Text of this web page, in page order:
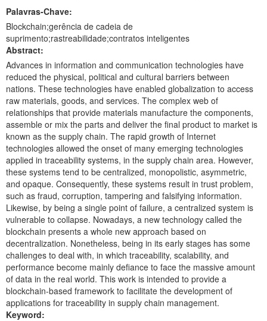
Palavras-Chave:
Blockchain;gerência de cadeia de
suprimento;rastreabilidade;contratos inteligentes
Abstract:
Advances in information and communication technologies have
reduced the physical, political and cultural barriers between
nations. These technologies have enabled globalization to access
raw materials, goods, and services. The complex web of
relationships that provide materials manufacture the components,
assemble or mix the parts and deliver the final product to market is
known as the supply chain. The rapid growth of Internet
technologies allowed the onset of many emerging technologies
applied in traceability systems, in the supply chain area. However,
these systems tend to be centralized, monopolistic, asymmetric,
and opaque. Consequently, these systems result in trust problem,
such as fraud, corruption, tampering and falsifying information.
Likewise, by being a single point of failure, a centralized system is
vulnerable to collapse. Nowadays, a new technology called the
blockchain presents a whole new approach based on
decentralization. Nonetheless, being in its early stages has some
challenges to deal with, in which traceability, scalability, and
performance become mainly defiance to face the massive amount
of data in the real world. This work is intended to provide a
blockchain-based framework to facilitate the development of
applications for traceability in supply chain management.
Keyword: